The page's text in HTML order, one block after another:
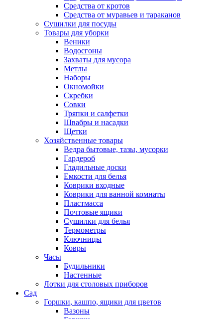
Средства от кротов
Средства от муравьев и тараканов
Сушилки для посуды
Товары для уборки
Веники
Водосгоны
Захваты для мусора
Метлы
Наборы
Окномойки
Скребки
Совки
Тряпки и салфетки
Швабры и насадки
Щетки
Хозяйственные товары
Ведра бытовые, тазы, мусорки
Гардероб
Гладильные доски
Емкости для белья
Коврики входные
Коврики для ванной комнаты
Пластмасса
Почтовые ящики
Сушилки для белья
Термометры
Ключницы
Ковры
Часы
Будильники
Настенные
Лотки для столовых приборов
Сад
Горшки, кашпо, ящики для цветов
Вазоны